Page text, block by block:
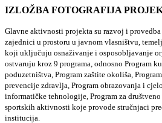
IZLOŽBA FOTOGRAFIJA
Glavne aktivnosti projekta su razvoj i provedba
zajednici u prostoru u javnom vlasništvu,
koji uključuju osnaživanje i osposobljavanje
ostvaruju kroz 9 programa, odnosno Program
poduzetništva, Program zaštite okoliša,
prevencije zdravlja, Program obrazovanja i
informatičke tehnologije, Program za
sportskih aktivnosti koje provode stručnjaci
institucija.